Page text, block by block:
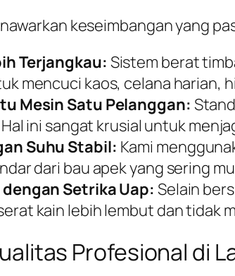
keseimbangan yang
Terjangkau: Sistem berat
mencuci kaos, celana harian,
Mesin Satu Pelanggan:
ini sangat krusial untuk
Suhu Stabil: Kami
dari bau apek yang sering
dengan Setrika Uap: Selain
kain lebih lembut dan tidak
Profesional di